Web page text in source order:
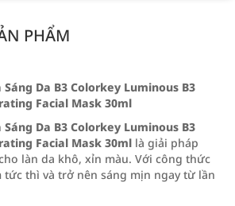
PHẨM
Da B3 Colorkey Luminous B3
Facial Mask 30ml
Da B3 Colorkey Luminous B3
Facial Mask 30ml là giải pháp
làn da khô, xỉn màu. Với công thức
tức thì và trở nên sáng mịn ngay từ lần